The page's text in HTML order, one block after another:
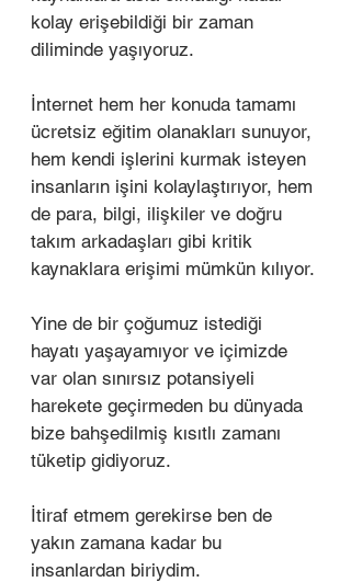
kolay erişebildiği bir zaman
diliminde yaşıyoruz.
İnternet hem her konuda tamamı
ücretsiz eğitim olanakları sunuyor,
hem kendi işlerini kurmak isteyen
insanların işini kolaylaştırıyor, hem
de para, bilgi, ilişkiler ve doğru
takım arkadaşları gibi kritik
kaynaklara erişimi mümkün kılıyor.
Yine de bir çoğumuz istediği
hayatı yaşayamıyor ve içimizde
var olan sınırsız potansiyeli
harekete geçirmeden bu dünyada
bize bahşedilmiş kısıtlı zamanı
tüketip gidiyoruz.
İtiraf etmem gerekirse ben de
yakın zamana kadar bu
insanlardan biriydim.